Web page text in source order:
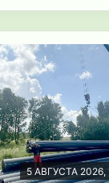
5 АВГУСТА 2026,